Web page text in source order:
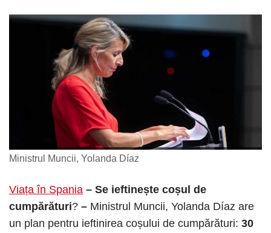
Ministrul Muncii, Yolanda Díaz
Viața în Spania – Se ieftinește coșul de
cumpărături? – Ministrul Muncii, Yolanda Díaz are
un plan pentru ieftinirea coșului de cumpărături: 30